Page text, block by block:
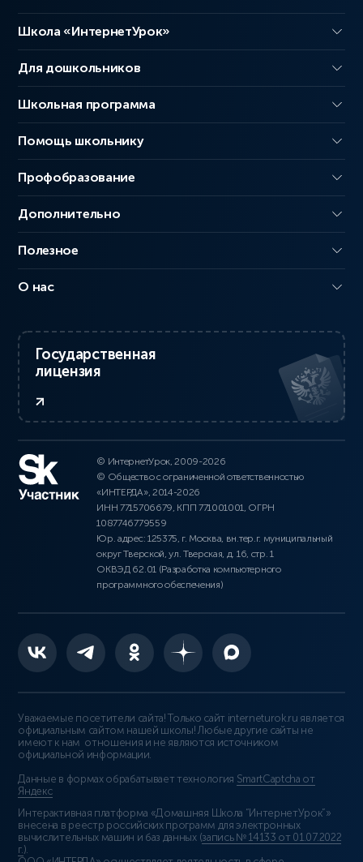
Школа «ИнтернетУрок»
Для дошкольников
Школьная программа
Помощь школьнику
Профобразование
Дополнительно
Полезное
О нас
Государственная
лицензия
© ИнтернетУрок, 2009-2026
© Общество с ограниченной ответственностью
«ИНТЕРДА», 2014-2026
ИНН 7715706679, КПП 771001001, ОГРН
1087746779559
Юр. адрес: 125375, г. Москва, вн.тер.г. муниципальный
округ Тверской, ул. Тверская, д. 16, стр. 1
ОКВЭД 62.01 (Разработка компьютерного
программного обеспечения)
Уважаемые посетители сайта! Только сайт interneturok.ru является
официальным сайтом нашей школы! Любые другие сайты не
имеют к нам отношения и не являются источником
официальной информации.
Данные в формах обрабатывает технология SmartCaptcha от
Яндекс
Интерактивная платформа «Домашняя Школа “ИнтернетУрок”»
внесена в реестр российских программ для электронных
вычислительных машин и баз данных (запись № 14133 от 01.07.2022
г.).